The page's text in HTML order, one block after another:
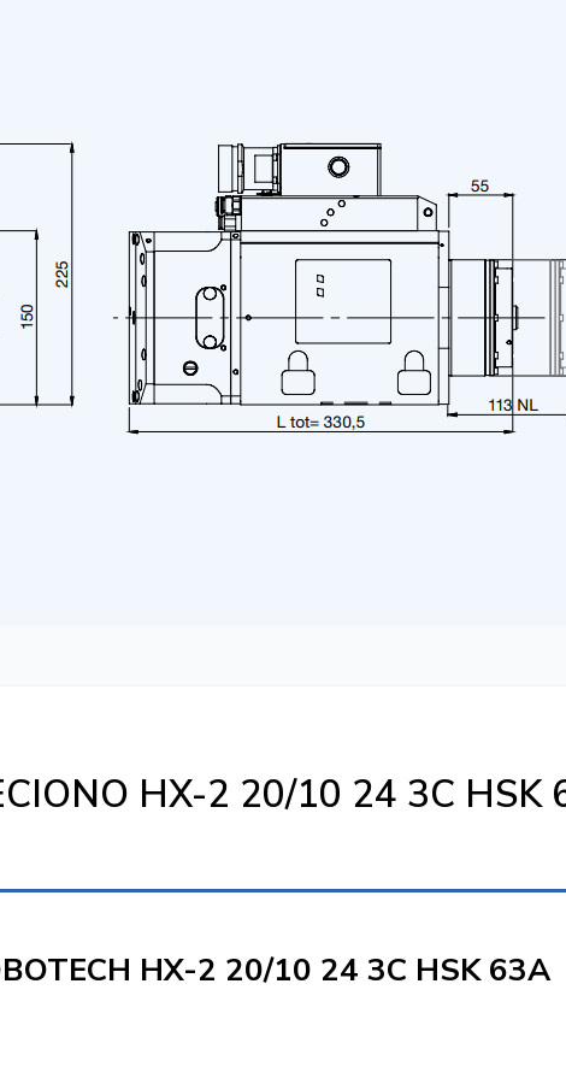
HX-2 20/10 24 3C HSK
HX-2 20/10 24 3C HSK 63A